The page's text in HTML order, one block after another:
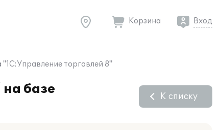
Корзина Вход
торговлей 8"
базе
К списку